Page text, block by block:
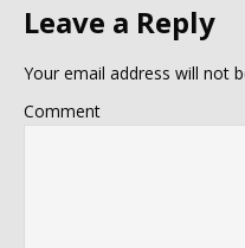
Leave a Reply
Your email address will not
Comment